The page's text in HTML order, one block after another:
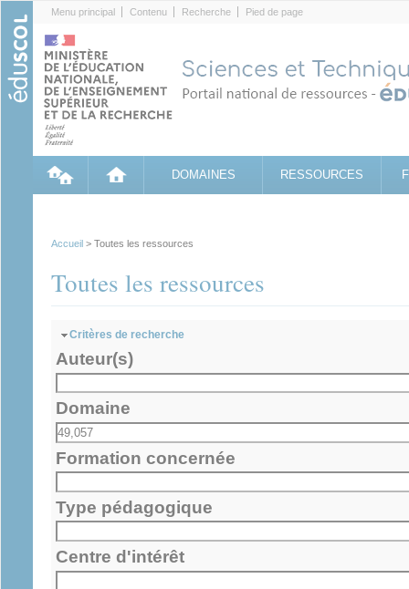
Menu principal Contenu Recherche Pied de page
DOMAINES RESSOURCES
Accueil > Toutes les ressources
Toutes les ressources
Masquer
Critères de recherche
Auteur(s)
Domaine
Formation concernée
Type pédagogique
Centre d'intérêt